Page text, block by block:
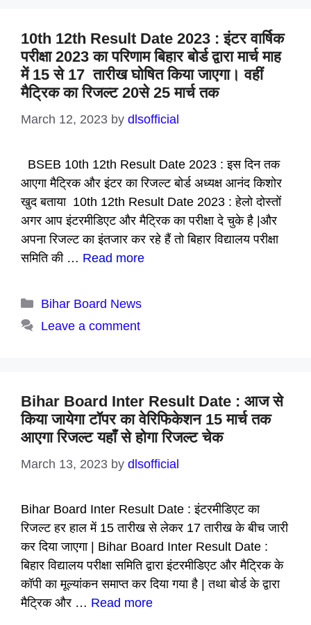
10th 12th Result Date 2023 : इंटर वार्षिक
परीक्षा 2023 का परिणाम बिहार बोर्ड द्वारा मार्च माह
में 15 से 17 तारीख घोषित किया जाएगा। वहीं
मैट्रिक का रिजल्ट 20से 25 मार्च तक
March 12, 2023 by dlsofficial
BSEB 10th 12th Result Date 2023 : इस दिन तक
आएगा मैट्रिक और इंटर का रिजल्ट बोर्ड अध्यक्ष आनंद किशोर
खुद बताया 10th 12th Result Date 2023 : हेलो दोस्तों
अगर आप इंटरमीडिएट और मैट्रिक का परीक्षा दे चुके है |और
अपना रिजल्ट का इंतजार कर रहे हैं तो बिहार विद्यालय परीक्षा
समिति की … Read more
Categories
Bihar Board News
Leave a comment
Bihar Board Inter Result Date : आज से
किया जायेगा टॉपर का वेरिफिकेशन 15 मार्च तक
आएगा रिजल्ट यहाँ से होगा रिजल्ट चेक
March 13, 2023 by dlsofficial
Bihar Board Inter Result Date : इंटरमीडिएट का
रिजल्ट हर हाल में 15 तारीख से लेकर 17 तारीख के बीच जारी
कर दिया जाएगा | Bihar Board Inter Result Date :
बिहार विद्यालय परीक्षा समिति द्वारा इंटरमीडिएट और मैट्रिक के
कॉपी का मूल्यांकन समाप्त कर दिया गया है | तथा बोर्ड के द्वारा
मैट्रिक और … Read more